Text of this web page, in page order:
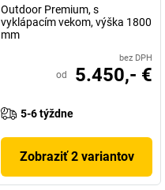
Outdoor Premium, s
vyklápacím vekom, výška 1800
mm
bez DPH
od 5.450,- €
5-6 týždne
Zobraziť 2 variantov